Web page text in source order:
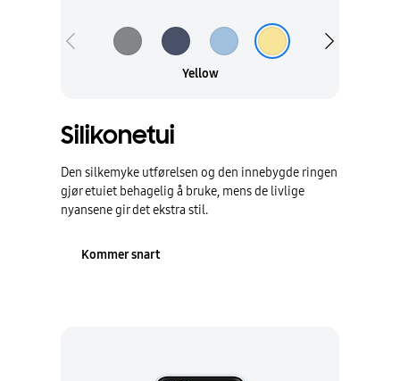
Silikonetui
Den silkemyke utførelsen og den innebygde ringen
gjør etuiet behagelig å bruke, mens de livlige
nyansene gir det ekstra stil.
Kommer snart
Yellow